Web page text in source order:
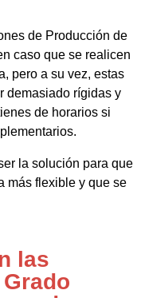
de Producción de
caso que se realicen
pero a su vez, estas
demasiado rígidas y
de horarios si
la solución para que
más flexible y que se
las